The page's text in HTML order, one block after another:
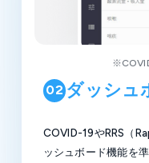
02 ダッシュ
COVID-19やRRS（
ッシュボード機能を